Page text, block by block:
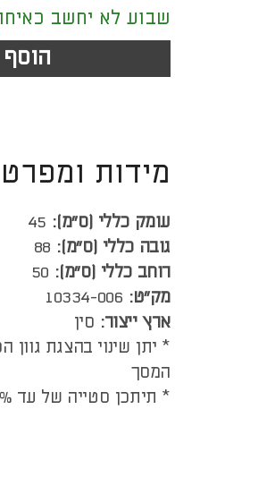
שבוע לא יחשב
מידות
עומק כללי (ס”מ): 45
גובה כללי (ס”מ): 88
רוחב כללי (ס”מ): 50
מק"ט: 10334-006
ארץ ייצור: סין
* יתן שינוי בהצגת
המסך
* תיתכן סטייה של עד 2% במידות המצויינות